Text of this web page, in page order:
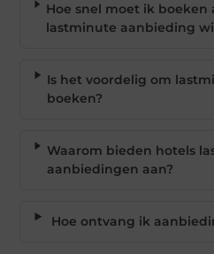
Hoe snel moet ik boeken
lastminute aanbieding
Is het voordelig om
boeken?
Waarom bieden hotels
aanbiedingen aan?
Hoe ontvang ik